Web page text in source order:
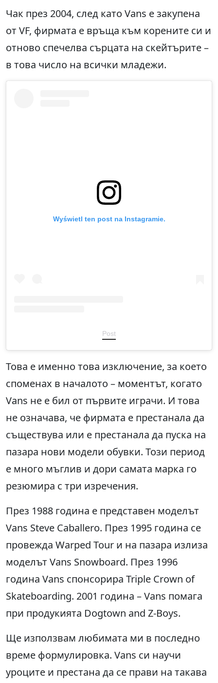
Чак през 2004, след като Vans е закупена
от VF, фирмата е връща към корените си и
отново спечелва сърцата на скейтърите –
в това число на всички младежи.
Wyświetl ten post na Instagramie.
Post
Това е именно това изключение, за което
споменах в началото – моментът, когато
Vans не е бил от първите играчи. И това
не означава, че фирмата е престанала да
съществува или е престанала да пуска на
пазара нови модели обувки. Този период
е много мъглив и дори самата марка го
резюмира с три изречения.
През 1988 година е представен моделът
Vans Steve Caballero. През 1995 година се
провежда Warped Tour и на пазара излиза
моделът Vans Snowboard. През 1996
година Vans спонсорира Triple Crown of
Skateboarding. 2001 година – Vans помага
при продукията Dogtown and Z-Boys.
Ще използвам любимата ми в последно
време формулировка. Vans си научи
уроците и престана да се прави на такава